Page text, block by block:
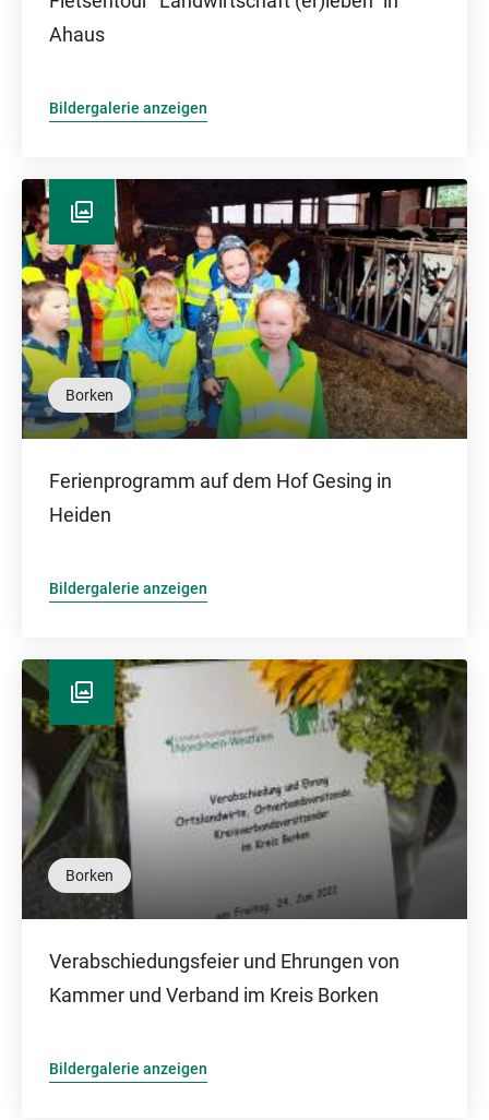
Ahaus
Bildergalerie anzeigen
Borken
Ferienprogramm auf dem Hof Gesing in
Heiden
Bildergalerie anzeigen
Borken
Verabschiedungsfeier und Ehrungen von
Kammer und Verband im Kreis Borken
Bildergalerie anzeigen